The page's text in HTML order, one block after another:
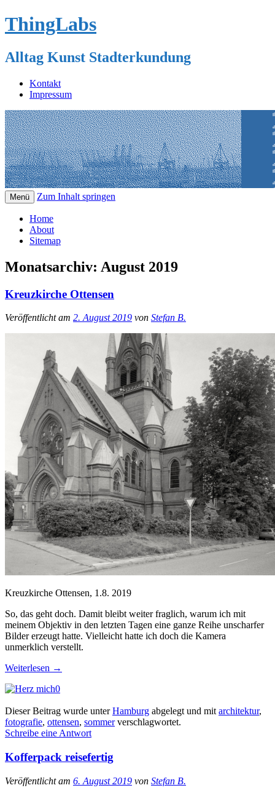
ThingLabs
Alltag Kunst Stadterkundung
Kontakt
Impressum
Menü Zum Inhalt springen
Home
About
Sitemap
Monatsarchiv: August 2019
Kreuzkirche Ottensen
Veröffentlicht am 2. August 2019 von Stefan B.
Kreuzkirche Ottensen, 1.8. 2019
So, das geht doch. Damit bleibt weiter fraglich, warum ich mit
meinem Objektiv in den letzten Tagen eine ganze Reihe unscharfer
Bilder erzeugt hatte. Vielleicht hatte ich doch die Kamera
unmerklich verstellt.
Weiterlesen →
0
Dieser Beitrag wurde unterHamburg abgelegt und mit architektur,
fotografie, ottensen, sommerverschlagwortet.
Schreibe eine Antwort
Kofferpack reisefertig
Veröffentlicht am 6. August 2019 von Stefan B.